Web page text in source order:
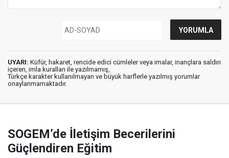
UYARI: Küfür, hakaret, rencide edici cümleler veya imalar, inançlara saldırı
içeren, imla kuralları ile yazılmamış,
Türkçe karakter kullanılmayan ve büyük harflerle yazılmış yorumlar
onaylanmamaktadır.
SOGEM’de İletişim Becerilerini
Güçlendiren Eğitim